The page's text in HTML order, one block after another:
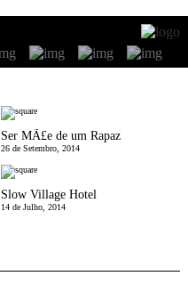
Ser MÃ£e de um Rapaz
26 de Setembro, 2014
Slow Village Hotel
14 de Julho, 2014